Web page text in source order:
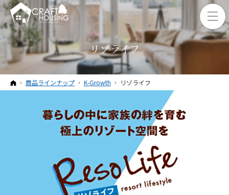
リゾライフ
ホーム
商品ラインナップ K-Growth リゾライフ